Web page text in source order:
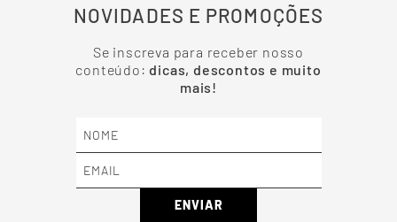
NOVIDADES E PROMOÇÕES
Se inscreva para receber nosso
conteúdo: dicas, descontos e muito
mais!
ENVIAR